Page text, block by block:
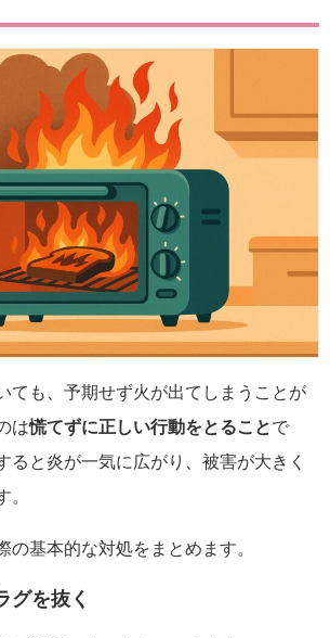
ても、予期せず火が出てしまうことが
は慌てずに正しい行動をとることで
ると炎が一気に広がり、被害が大きく
。
の基本的な対処をまとめます。
グを抜く